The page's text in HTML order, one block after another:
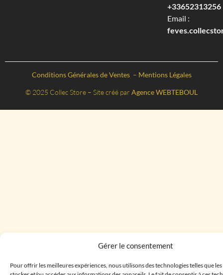
Gérer le consentement
Pour offrir les meilleures expériences, nous utilisons des technologies telles que
+33652313256‬
Email :
Conditions Générales de Ventes – Mentions Légales
© 2025 Collec Store – Site créé par Agence WEBTEBOUL